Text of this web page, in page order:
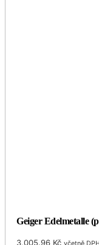
Geiger Edelmetalle
3,005.96 Kč